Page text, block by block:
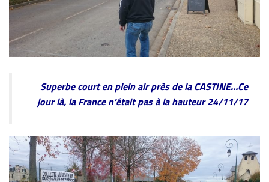
Superbe court en plein air près de la CASTINE…Ce
jour là, la France n’était pas à la hauteur 24/11/17